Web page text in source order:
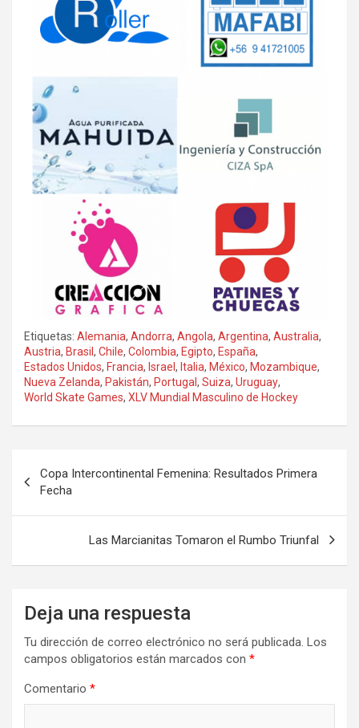
Etiquetas: Alemania, Andorra, Angola, Argentina, Australia,
Austria, Brasil , Chile, Colombia, Egipto, España,
Estados Unidos, Francia, Israel , Italia, México, Mozambique,
Nueva Zelanda, Pakistán, Portugal , Suiza, Uruguay,
World Skate Games, XLV Mundial Masculino de Hockey
Copa Intercontinental Femenina: Resultados Primera
Fecha
Las Marcianitas Tomaron el Rumbo Triunfal
Deja una respuesta
Tu dirección de correo electrónico no será publicada. Los
campos obligatorios están marcados con *
Comentario *